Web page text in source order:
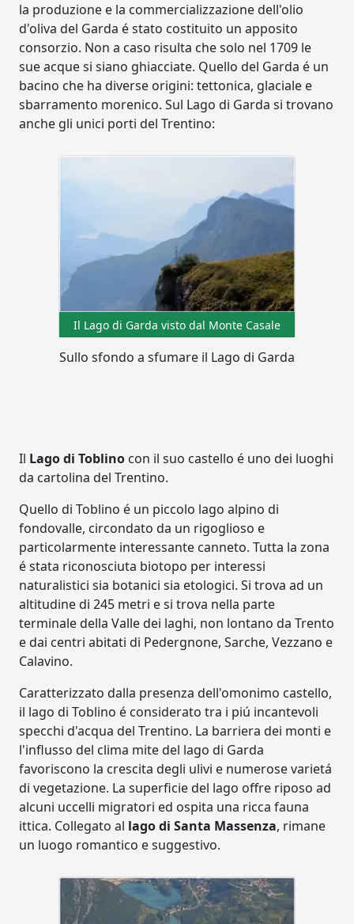
la produzione e la commercializzazione dell'olio
d'oliva del Garda é stato costituito un apposito
consorzio. Non a caso risulta che solo nel 1709 le
sue acque si siano ghiacciate. Quello del Garda é un
bacino che ha diverse origini: tettonica, glaciale e
sbarramento morenico. Sul Lago di Garda si trovano
anche gli unici porti del Trentino:
Il Lago di Garda visto dal Monte Casale
Sullo sfondo a sfumare il Lago di Garda
Il Lago di Toblino con il suo castello é uno dei luoghi
da cartolina del Trentino.
Quello di Toblino é un piccolo lago alpino di
fondovalle, circondato da un rigoglioso e
particolarmente interessante canneto. Tutta la zona
é stata riconosciuta biotopo per interessi
naturalistici sia botanici sia etologici. Si trova ad un
altitudine di 245 metri e si trova nella parte
terminale della Valle dei laghi, non lontano da Trento
e dai centri abitati di Pedergnone, Sarche, Vezzano e
Calavino.
Caratterizzato dalla presenza dell'omonimo castello,
il lago di Toblino é considerato tra i piú incantevoli
specchi d'acqua del Trentino. La barriera dei monti e
l'influsso del clima mite del lago di Garda
favoriscono la crescita degli ulivi e numerose varietá
di vegetazione. La superficie del lago offre riposo ad
alcuni uccelli migratori ed ospita una ricca fauna
ittica. Collegato al lago di Santa Massenza, rimane
un luogo romantico e suggestivo.